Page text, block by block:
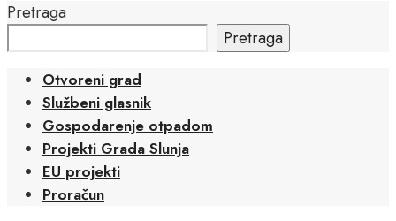
Pretraga
Pretraga
Otvoreni grad
Službeni glasnik
Gospodarenje otpadom
Projekti Grada Slunja
EU projekti
Proračun